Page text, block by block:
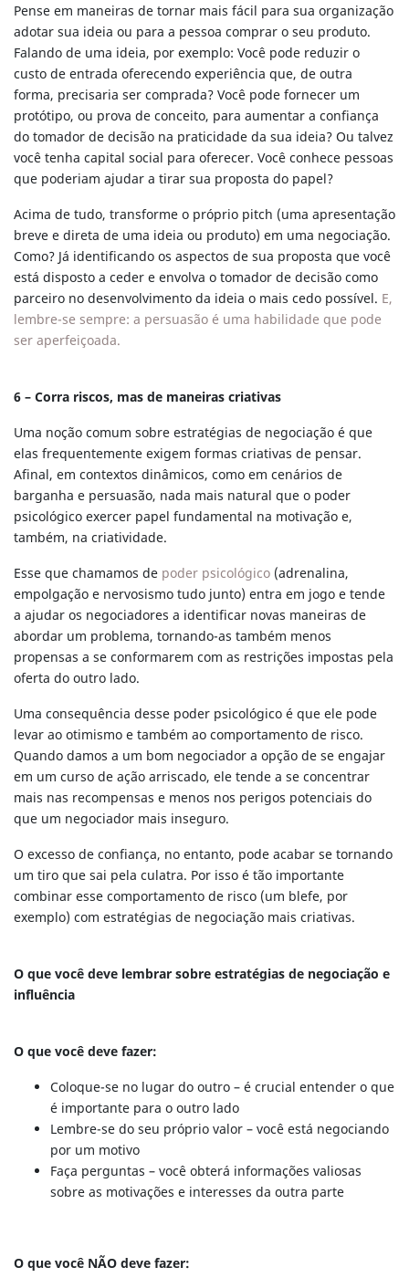
Pense em maneiras de tornar mais fácil para sua organização
adotar sua ideia ou para a pessoa comprar o seu produto.
Falando de uma ideia, por exemplo: Você pode reduzir o
custo de entrada oferecendo experiência que, de outra
forma, precisaria ser comprada? Você pode fornecer um
protótipo, ou prova de conceito, para aumentar a confiança
do tomador de decisão na praticidade da sua ideia? Ou talvez
você tenha capital social para oferecer. Você conhece pessoas
que poderiam ajudar a tirar sua proposta do papel?
Acima de tudo, transforme o próprio pitch (uma apresentação
breve e direta de uma ideia ou produto) em uma negociação.
Como? Já identificando os aspectos de sua proposta que você
está disposto a ceder e envolva o tomador de decisão como
parceiro no desenvolvimento da ideia o mais cedo possível. E,
lembre-se sempre: a persuasão é uma habilidade que pode
ser aperfeiçoada.
6 – Corra riscos, mas de maneiras criativas
Uma noção comum sobre estratégias de negociação é que
elas frequentemente exigem formas criativas de pensar.
Afinal, em contextos dinâmicos, como em cenários de
barganha e persuasão, nada mais natural que o poder
psicológico exercer papel fundamental na motivação e,
também, na criatividade.
Esse que chamamos de poder psicológico (adrenalina,
empolgação e nervosismo tudo junto) entra em jogo e tende
a ajudar os negociadores a identificar novas maneiras de
abordar um problema, tornando-as também menos
propensas a se conformarem com as restrições impostas pela
oferta do outro lado.
Uma consequência desse poder psicológico é que ele pode
levar ao otimismo e também ao comportamento de risco.
Quando damos a um bom negociador a opção de se engajar
em um curso de ação arriscado, ele tende a se concentrar
mais nas recompensas e menos nos perigos potenciais do
que um negociador mais inseguro.
O excesso de confiança, no entanto, pode acabar se tornando
um tiro que sai pela culatra. Por isso é tão importante
combinar esse comportamento de risco (um blefe, por
exemplo) com estratégias de negociação mais criativas.
O que você deve lembrar sobre estratégias de negociação e
influência
O que você deve fazer:
Coloque-se no lugar do outro – é crucial entender o que
é importante para o outro lado
Lembre-se do seu próprio valor – você está negociando
por um motivo
Faça perguntas – você obterá informações valiosas
sobre as motivações e interesses da outra parte
O que você NÃO deve fazer: